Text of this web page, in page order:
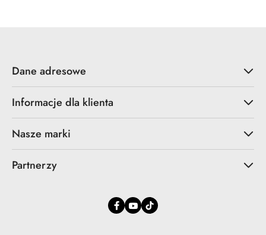
Dane adresowe
Informacje dla klienta
Nasze marki
Partnerzy